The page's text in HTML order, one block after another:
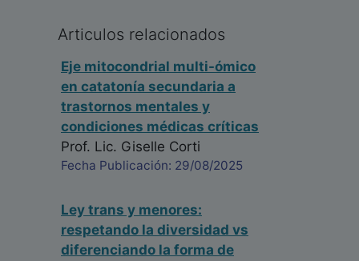
Articulos relacionados
Eje mitocondrial multi-ómico
en catatonía secundaria a
trastornos mentales y
condiciones médicas críticas
Prof. Lic. Giselle Corti
Fecha Publicación: 29/08/2025
Ley trans y menores:
respetando la diversidad vs
diferenciando la forma de